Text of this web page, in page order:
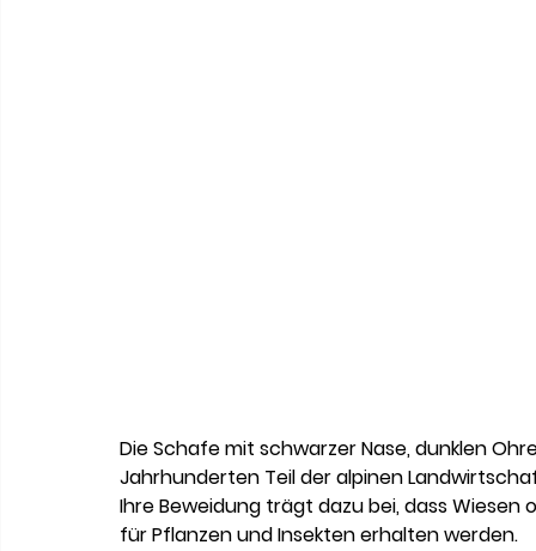
Die Schafe mit schwarzer Nase, dunklen
Jahrhunderten Teil der alpinen
Ihre Beweidung trägt dazu bei, dass
für Pflanzen und Insekten erhalten werden.